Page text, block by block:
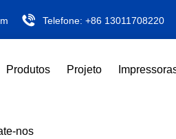
Telefone: +86 13011708220
Produtos Projeto
nos